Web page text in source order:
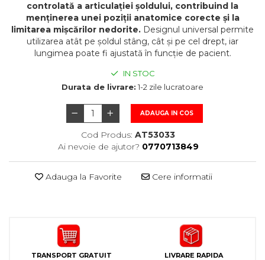
controlată a articulației șoldului, contribuind la
menținerea unei poziții anatomice corecte și la
limitarea mișcărilor nedorite. Designul universal permite
utilizarea atât pe șoldul stâng, cât și pe cel drept, iar
lungimea poate fi ajustată în funcție de pacient.
IN STOC
Durata de livrare: 1-2 zile lucratoare
ADAUGA IN COS
Cod Produs: AT53033
Ai nevoie de ajutor? 0770713849
Adauga la Favorite Cere informatii
TRANSPORT GRATUIT LIVRARE RAPIDA